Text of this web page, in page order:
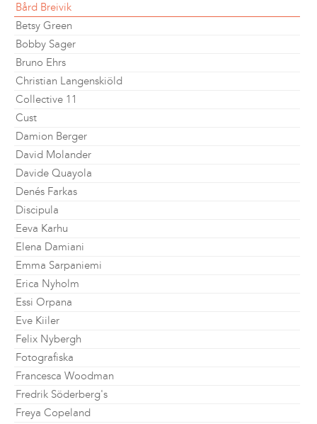
Bård Breivik
Betsy Green
Bobby Sager
Bruno Ehrs
Christian Langenskiöld
Collective 11
Cust
Damion Berger
David Molander
Davide Quayola
Denés Farkas
Discipula
Eeva Karhu
Elena Damiani
Emma Sarpaniemi
Erica Nyholm
Essi Orpana
Eve Kiiler
Felix Nybergh
Fotografiska
Francesca Woodman
Fredrik Söderberg's
Freya Copeland